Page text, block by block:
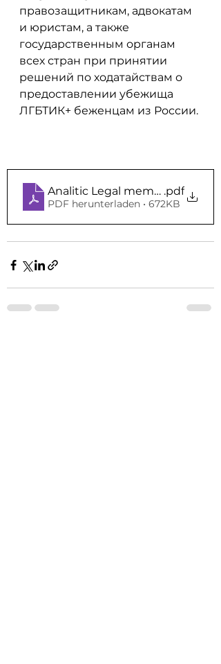
правозащитникам, адвокатам
и юристам, а также
государственным органам
всех стран при принятии
решений по ходатайствам о
предоставлении убежища
ЛГБТИК+ беженцам из России.
Analitic Legal memoranrdum
.pdf
PDF herunterladen • 672KB